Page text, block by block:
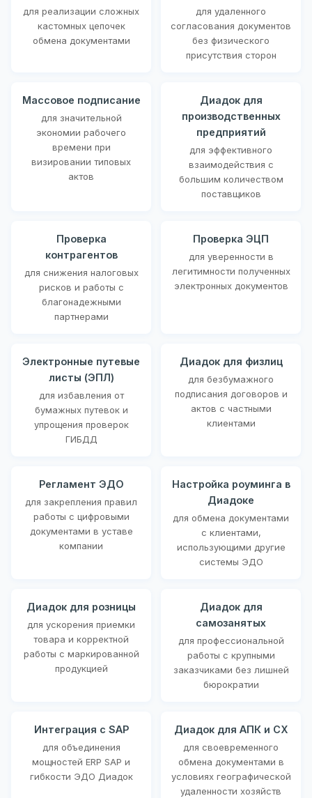
для реализации сложных
кастомных цепочек
обмена документами
для удаленного
согласования документов
без физического
присутствия сторон
Массовое подписание
для значительной
экономии рабочего
времени при
визировании типовых
актов
Диадок для
производственных
предприятий
для эффективного
взаимодействия с
большим количеством
поставщиков
Проверка
контрагентов
для снижения налоговых
рисков и работы с
благонадежными
партнерами
Проверка ЭЦП
для уверенности в
легитимности полученных
электронных документов
Электронные путевые
листы (ЭПЛ)
для избавления от
бумажных путевок и
упрощения проверок
ГИБДД
Диадок для физлиц
для безбумажного
подписания договоров и
актов с частными
клиентами
Регламент ЭДО
для закрепления правил
работы с цифровыми
документами в уставе
компании
Настройка роуминга в
Диадоке
для обмена документами
с клиентами,
использующими другие
системы ЭДО
Диадок для розницы
для ускорения приемки
товара и корректной
работы с маркированной
продукцией
Диадок для
самозанятых
для профессиональной
работы с крупными
заказчиками без лишней
бюрократии
Интеграция с SAP
для объединения
мощностей ERP SAP и
гибкости ЭДО Диадок
Диадок для АПК и СХ
для своевременного
обмена документами в
условиях географической
удаленности хозяйств